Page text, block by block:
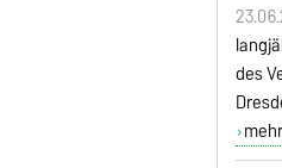
des